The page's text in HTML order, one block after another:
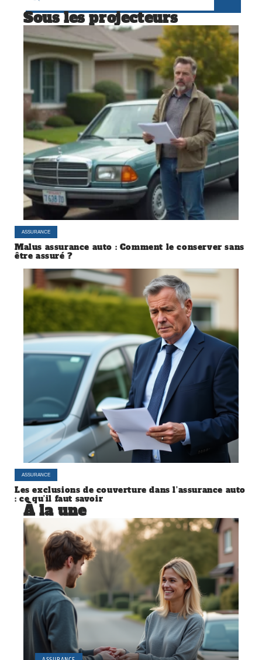
Sous les projecteurs
ASSURANCE
Malus assurance auto : Comment le conserver sans
être assuré ?
ASSURANCE
Les exclusions de couverture dans l’assurance auto
: ce qu’il faut savoir
À la une